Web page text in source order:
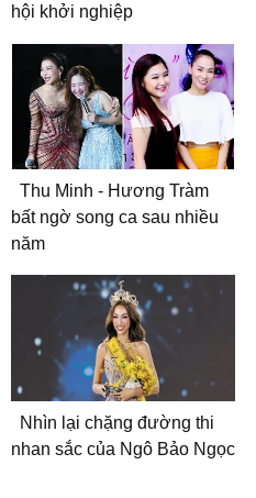
hội khởi nghiệp
Thu Minh - Hương Tràm
bất ngờ song ca sau nhiều
năm
Nhìn lại chặng đường thi
nhan sắc của Ngô Bảo Ngọc